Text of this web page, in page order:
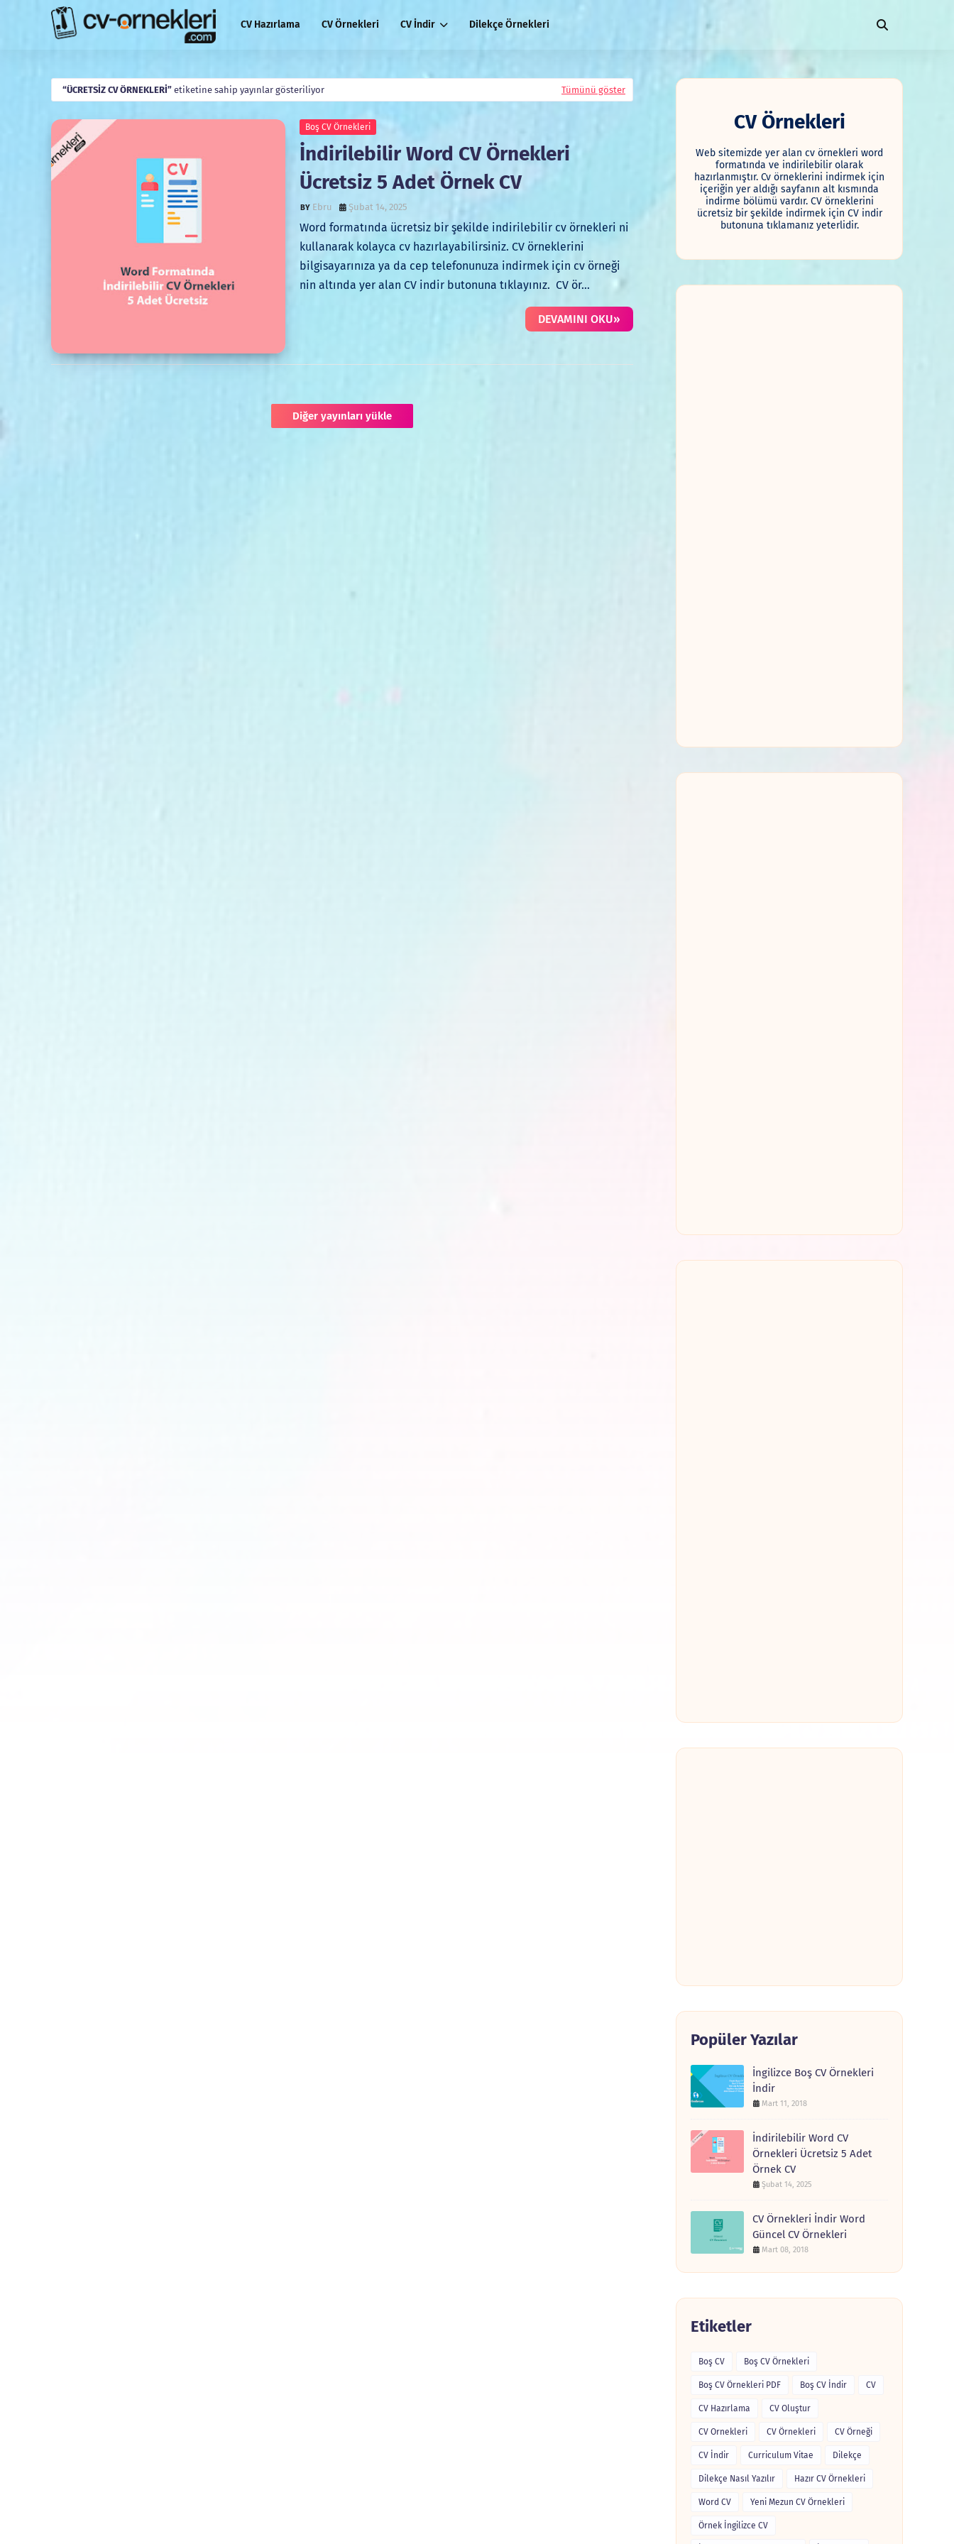
CV Hazırlama CV Örnekleri CV İndir Dilekçe Örnekleri
ÜCRETSIZ CV ÖRNEKLERI etiketine sahip yayınlar gösteriliyor Tümünü göster
Boş CV Örnekleri
İndirilebilir Word CV Örnekleri
Ücretsiz 5 Adet Örnek CV
Ebru Şubat 14, 2025
Word formatında ücretsiz bir şekilde indirilebilir cv örnekleri ni
kullanarak kolayca cv hazırlayabilirsiniz. CV örneklerini
bilgisayarınıza ya da cep telefonunuza indirmek için cv örneği
nin altında yer alan CV indir butonuna tıklayınız. CV ör…
DEVAMINI OKU»
Diğer yayınları yükle
CV Örnekleri
Web sitemizde yer alan cv örnekleri word
formatında ve indirilebilir olarak
hazırlanmıştır. Cv örneklerini indirmek için
içeriğin yer aldığı sayfanın alt kısmında
indirme bölümü vardır. CV örneklerini
ücretsiz bir şekilde indirmek için CV indir
butonuna tıklamanız yeterlidir.
Popüler Yazılar
İngilizce Boş CV Örnekleri
İndir
Mart 11, 2018
İndirilebilir Word CV
Örnekleri Ücretsiz 5 Adet
Örnek CV
Şubat 14, 2025
CV Örnekleri İndir Word
Güncel CV Örnekleri
Mart 08, 2018
Etiketler
Boş CV Boş CV Örnekleri
Boş CV Örnekleri PDF Boş CV İndir CV
CV Hazırlama CV Oluştur
CV Ornekleri CV Örnekleri CV Örneği
CV İndir Curriculum Vitae Dilekçe
Dilekçe Nasıl Yazılır Hazır CV Örnekleri
Word CV Yeni Mezun CV Örnekleri
Örnek İngilizce CV